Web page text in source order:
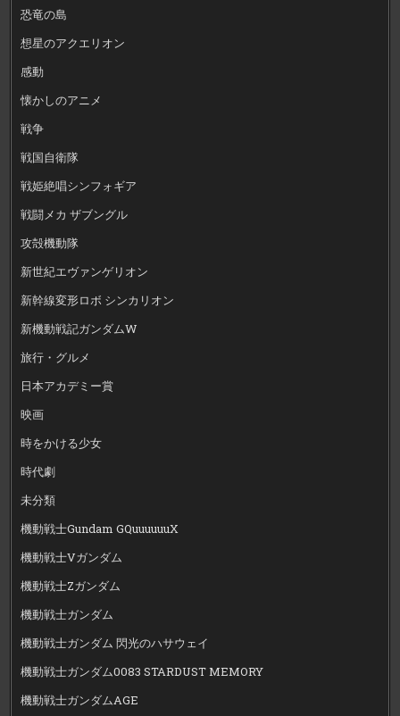
恐竜の島
想星のアクエリオン
感動
懐かしのアニメ
戦争
戦国自衛隊
戦姫絶唱シンフォギア
戦闘メカ ザブングル
攻殻機動隊
新世紀エヴァンゲリオン
新幹線変形ロボ シンカリオン
新機動戦記ガンダムW
旅行・グルメ
日本アカデミー賞
映画
時をかける少女
時代劇
未分類
機動戦士Gundam GQuuuuuuX
機動戦士Vガンダム
機動戦士Zガンダム
機動戦士ガンダム
機動戦士ガンダム 閃光のハサウェイ
機動戦士ガンダム0083 STARDUST MEMORY
機動戦士ガンダムAGE